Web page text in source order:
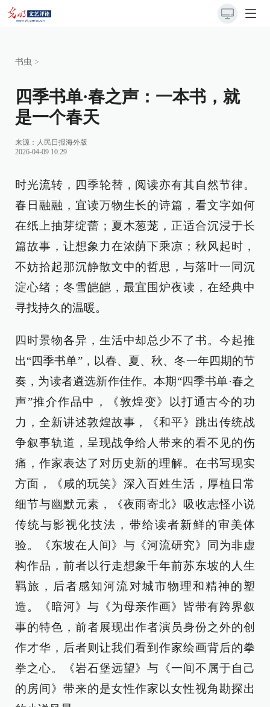
书虫 >
四季书单·春之声：一本书，就
是一个春天
来源： 人民日报海外版
2026-04-09 10:29
时光流转，四季轮替，阅读亦有其自然节律。
春日融融，宜读万物生长的诗篇，看文字如何
在纸上抽芽绽蕾；夏木葱茏，正适合沉浸于长
篇故事，让想象力在浓荫下乘凉；秋风起时，
不妨拾起那沉静散文中的哲思，与落叶一同沉
淀心绪；冬雪皑皑，最宜围炉夜读，在经典中
寻找持久的温暖。
四时景物各异，生活中却总少不了书。今起推
出“四季书单”，以春、夏、秋、冬一年四期的节
奏，为读者遴选新作佳作。本期“四季书单·春之
声”推介作品中，《敦煌变》以打通古今的功
力，全新讲述敦煌故事，《和平》跳出传统战
争叙事轨道，呈现战争给人带来的看不见的伤
痛，作家表达了对历史新的理解。在书写现实
方面，《咸的玩笑》深入百姓生活，厚植日常
细节与幽默元素，《夜雨寄北》吸收志怪小说
传统与影视化技法，带给读者新鲜的审美体
验。《东坡在人间》与《河流研究》同为非虚
构作品，前者以行走想象千年前苏东坡的人生
羁旅，后者感知河流对城市物理和精神的塑
造。《暗河》与《为母亲作画》皆带有跨界叙
事的特色，前者展现出作者演员身份之外的创
作才华，后者则让我们看到作家绘画背后的拳
拳之心。《岩石堡远望》与《一间不属于自己
的房间》带来的是女性作家以女性视角勘探出